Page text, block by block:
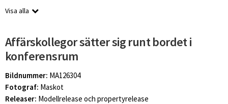
Visa alla
Affärskollegor sätter sig runt bordet i
konferensrum
Bildnummer: MA126304
Fotograf: Maskot
Releaser: Modellrelease och propertyrelease